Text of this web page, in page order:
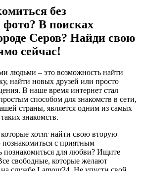
без
фото? В поисках
Серов? Найди свою
сейчас!
людьми – это возможность найти
найти новых друзей или просто
В наше время интернет стал
способом для знакомств в сети,
страны, является одним из самых
знакомств.
хотят найти свою вторую
с приятным
познакомиться для любви? Ищите
свободные, которые желают